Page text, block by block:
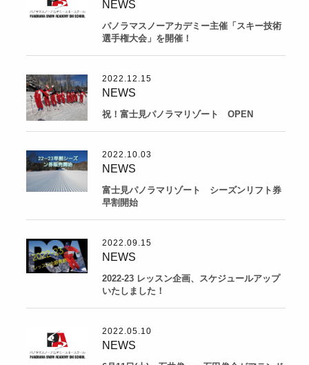
NEWS
パノラマスノーアカデミー主催「スキー技術
選手権大会」を開催！
2022.12.15
NEWS
祝！富士見パノラマリゾート OPEN
2022.10.03
NEWS
富士見パノラマリゾート シーズンリフト券
早割開始
2022.09.15
NEWS
2022-23 レッスン企画、スケジュールアップ
いたしました！
2022.05.10
NEWS